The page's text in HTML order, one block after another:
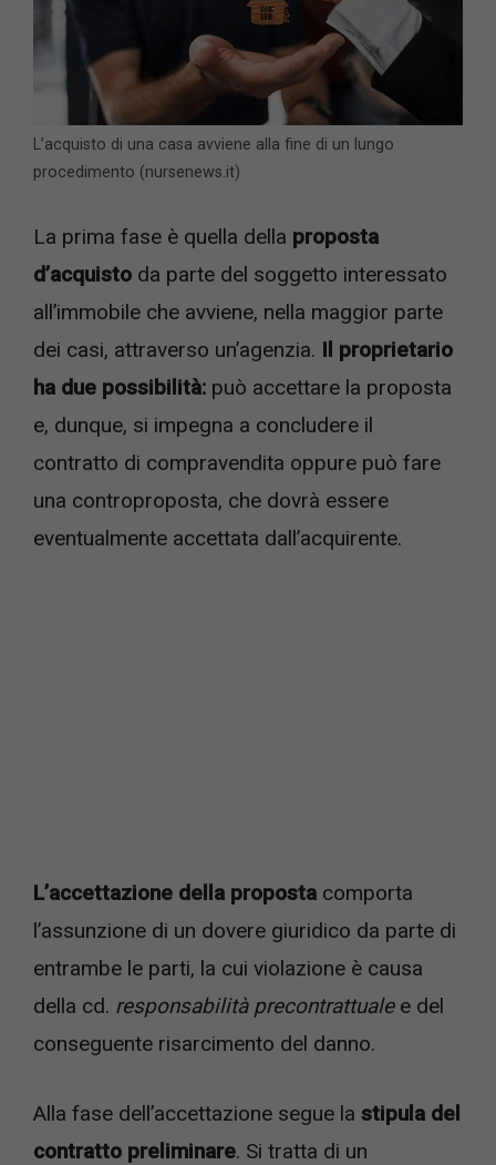
L’acquisto di una casa avviene alla fine di un lungo
procedimento (nursenews.it)
La prima fase è quella della proposta
d’acquisto da parte del soggetto interessato
all’immobile che avviene, nella maggior parte
dei casi, attraverso un’agenzia. Il proprietario
ha due possibilità: può accettare la proposta
e, dunque, si impegna a concludere il
contratto di compravendita oppure può fare
una controproposta, che dovrà essere
eventualmente accettata dall’acquirente.
L’accettazione della proposta comporta
l’assunzione di un dovere giuridico da parte di
entrambe le parti, la cui violazione è causa
della cd. responsabilità precontrattualee del
conseguente risarcimento del danno.
Alla fase dell’accettazione segue la stipula del
contratto preliminare. Si tratta di un